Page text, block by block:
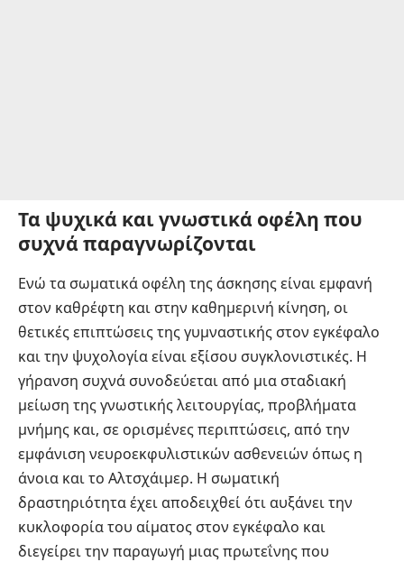
Τα ψυχικά και γνωστικά οφέλη που
συχνά παραγνωρίζονται
Ενώ τα σωματικά οφέλη της άσκησης είναι εμφανή
στον καθρέφτη και στην καθημερινή κίνηση, οι
θετικές επιπτώσεις της γυμναστικής στον εγκέφαλο
και την ψυχολογία είναι εξίσου συγκλονιστικές. Η
γήρανση συχνά συνοδεύεται από μια σταδιακή
μείωση της γνωστικής λειτουργίας, προβλήματα
μνήμης και, σε ορισμένες περιπτώσεις, από την
εμφάνιση νευροεκφυλιστικών ασθενειών όπως η
άνοια και το Αλτσχάιμερ. Η σωματική
δραστηριότητα έχει αποδειχθεί ότι αυξάνει την
κυκλοφορία του αίματος στον εγκέφαλο και
διεγείρει την παραγωγή μιας πρωτεΐνης που